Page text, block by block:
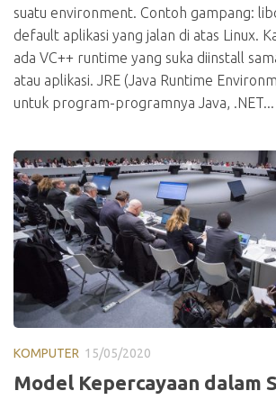
suatu environment. Contoh gampang:
default aplikasi yang jalan di atas Linux.
ada VC++ runtime yang suka diinstall
atau aplikasi. JRE (Java Runtime
untuk program-programnya Java, .NET...
KOMPUTER 15/05/2020
Model Kepercayaan dalam